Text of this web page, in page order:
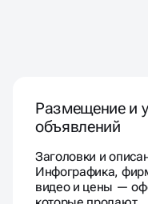
Размещение и
объявлений
Заголовки и
Инфографика,
видео и цены —